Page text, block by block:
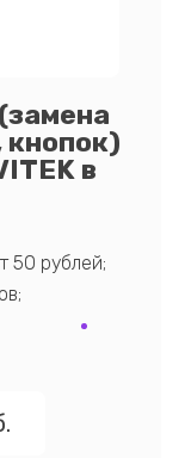
кнопок)
в
50 рублей;